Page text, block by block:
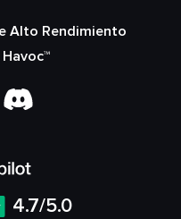
Alto Rendimiento
4.7/5.0